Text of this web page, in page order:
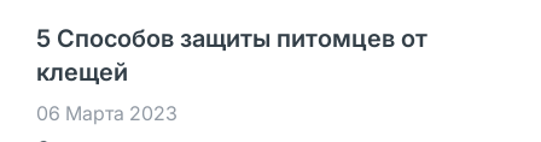
5 Способов защиты питомцев от
клещей
06 Марта 2023